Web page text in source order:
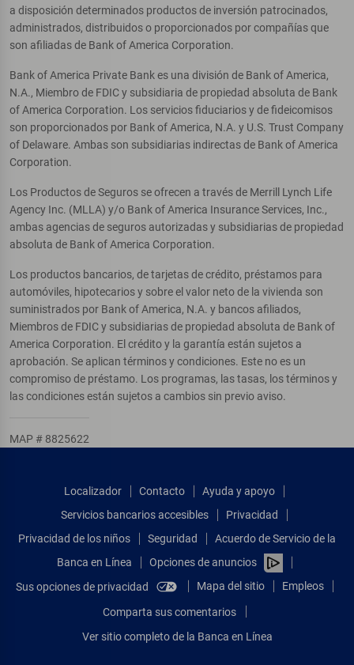
a disposición determinados productos de inversión patrocinados,
administrados, distribuidos o proporcionados por compañías que
son afiliadas de Bank of America Corporation.
Bank of America Private Bank es una división de Bank of America,
N.A., Miembro de FDIC y subsidiaria de propiedad absoluta de Bank
of America Corporation. Los servicios fiduciarios y de fideicomisos
son proporcionados por Bank of America, N.A. y U.S. Trust Company
of Delaware. Ambas son subsidiarias indirectas de Bank of America
Corporation.
Los Productos de Seguros se ofrecen a través de Merrill Lynch Life
Agency Inc. (MLLA) y/o Bank of America Insurance Services, Inc.,
ambas agencias de seguros autorizadas y subsidiarias de propiedad
absoluta de Bank of America Corporation.
Los productos bancarios, de tarjetas de crédito, préstamos para
automóviles, hipotecarios y sobre el valor neto de la vivienda son
suministrados por Bank of America, N.A. y bancos afiliados,
Miembros de FDIC y subsidiarias de propiedad absoluta de Bank of
America Corporation. El crédito y la garantía están sujetos a
aprobación. Se aplican términos y condiciones. Este no es un
compromiso de préstamo. Los programas, las tasas, los términos y
las condiciones están sujetos a cambios sin previo aviso.
MAP # 8825622
Localizador Contacto
Ayuda y apoyo
Servicios bancarios accesibles
Privacidad
Privacidad de los niños
Seguridad
Acuerdo de Servicio de la
Banca en Línea
Opciones de anuncios
Sus opciones de privacidad
Mapa del sitio Empleos
Comparta sus comentarios
Ver sitio completo de la Banca en Línea